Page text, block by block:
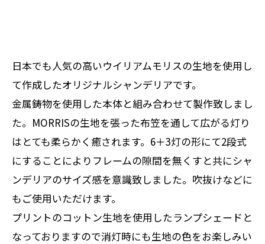
日本でも人気の高いウイリアムモリスの生地を使用し
て作成したオリジナルシャンデリアです。
金属鋳物を使用した本体と組み合わせて製作致しまし
た。MORRISの生地を張った布笠を通して広がる灯り
はとても柔らかく癒されます。6＋3灯の形にて2段式
にすることによりフレームの隙間を無くすと共にシャ
ンデリアのサイズ感を意識致しました。吹抜けなどに
もご使用いただけます。
プリントのコットン生地を使用したランプシェードと
なっておりますので消灯時にも生地の色をお楽しみい